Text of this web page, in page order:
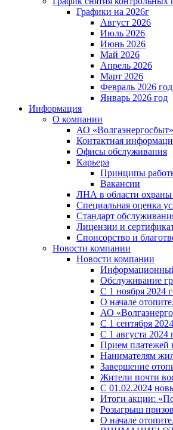
Графики на 2026г
Август 2026
Июль 2026
Июнь 2026
Май 2026
Апрель 2026
Март 2026
Февраль 2026 год
Январь 2026 год
Информация
О компании
АО «Волгаэнергосбыт»
Контактная
Офисы обслуживания
Карьера
Принципы
Вакансии
ЛНА в области охраны
Специальная оценка
Стандарт
Лицензии и
Спонсорство и
Новости компании
Новости компании
Обслуживание
С 1 ноября 2024
О начале
АО
С 1 сентября
С 1 августа
Прием платежей
Нанимателям
Завершение
Жители почти
С 01.02.2024
Итоги акции:
Розыгрыш
О начале